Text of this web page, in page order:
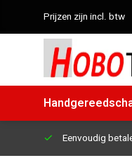
Prijzen zijn incl. btw
Eenvoudig